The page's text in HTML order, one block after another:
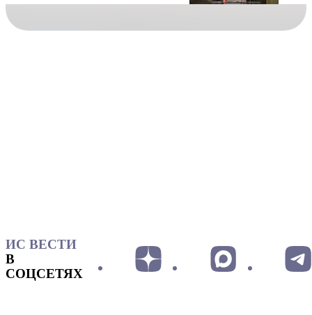
ИС ВЕСТИ
В
СОЦСЕТЯХ